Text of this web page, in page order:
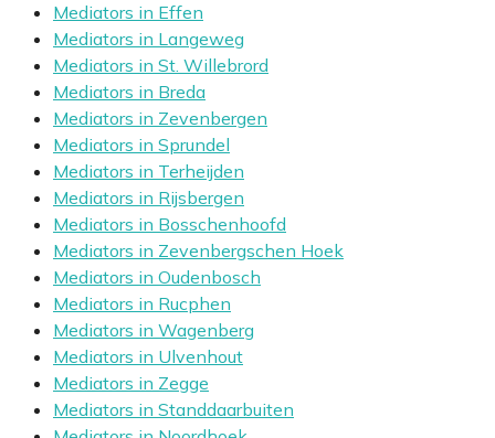
Mediators in Effen
Mediators in Langeweg
Mediators in St. Willebrord
Mediators in Breda
Mediators in Zevenbergen
Mediators in Sprundel
Mediators in Terheijden
Mediators in Rijsbergen
Mediators in Bosschenhoofd
Mediators in Zevenbergschen Hoek
Mediators in Oudenbosch
Mediators in Rucphen
Mediators in Wagenberg
Mediators in Ulvenhout
Mediators in Zegge
Mediators in Standdaarbuiten